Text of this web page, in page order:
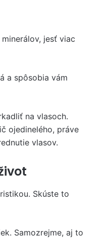
jesť viac
a spôsobia vám
na vlasoch.
ojedinelého, práve
vlasov.
Skúste to
Samozrejme, aj to